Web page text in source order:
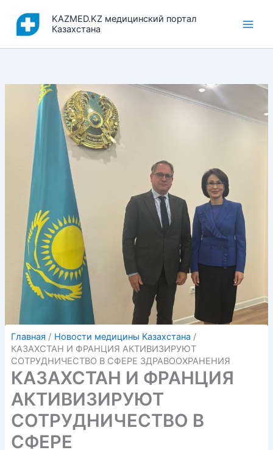
содержимому
KAZMED.KZ медицинский портал
Казахстана
Главная
Новости медицины Казахстана
КАЗАХСТАН И ФРАНЦИЯ АКТИВИЗИРУЮТ
СОТРУДНИЧЕСТВО В СФЕРЕ ЗДРАВООХРАНЕНИЯ
КАЗАХСТАН И ФРАНЦИЯ
АКТИВИЗИРУЮТ
СОТРУДНИЧЕСТВО В
СФЕРЕ